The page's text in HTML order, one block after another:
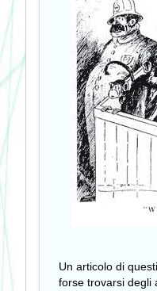
Un articolo di
forse trovarsi degli